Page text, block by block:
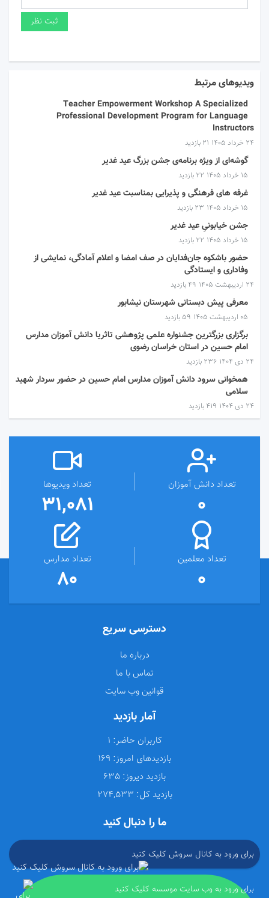
ویدیوهای مرتبط
Teacher Empowerment Workshop A Specialized
Professional Development Program for Language
Instructors
۲۴ خرداد ۱۴۰۵ 21 بازدید
گوشه‌ای از ویژه برنامه‌ی جشن بزرگ عید غدیر
۱۵ خرداد ۱۴۰۵ 22 بازدید
غرفه های فرهنگی و پذیرایی بمناسبت عید غدیر
۱۵ خرداد ۱۴۰۵ 23 بازدید
جشن خیابونیِ عید غدیر
۱۵ خرداد ۱۴۰۵ 22 بازدید
حضور باشکوه جان‌فدایان در صف امضا و اعلام آمادگی، نمایشی از
وفاداری و ایستادگی
۲۴ اردیبهشت ۱۴۰۵ 49 بازدید
معرفی پیش دبستانی شهرستان نیشابور
۰۵ اردیبهشت ۱۴۰۵ 59 بازدید
برگزاری بزرگترین جشنواره علمی پژوهشی تاثریا دانش آموزان مدارس
امام حسین در استان خراسان رضوی
۲۴ دی ۱۴۰۴ 236 بازدید
همخوانی سرود دانش آموزان مدارس امام حسین در حضور سردار شهید
سلامی
۲۴ دی ۱۴۰۴ 419 بازدید
تعداد دانش آموزان
0
تعداد ویدیوها
31,081
تعداد معلمین
0
تعداد مدارس
80
دسترسی سریع
درباره ما
تماس با ما
قوانین وب سایت
آمار بازدید
کاربران حاضر:
بازدیدهای امروز:
بازدید دیروز:
بازدید کل:
ما را دنبال کنید
برای ورود به کانال سروش کلیک کنید
برای ورود به وب سایت موسسه کلیک کنید